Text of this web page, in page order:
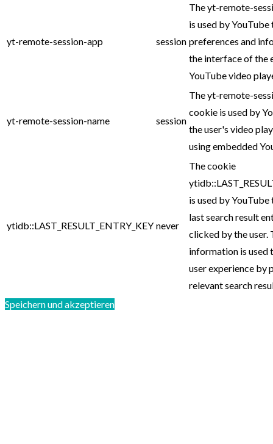
yt-remote-session-app session
The yt-remote-
is used by
preferences and
the interface of the
YouTube video
yt-remote-session-name session
The yt-remote-
cookie is used by
the user's video
using embedded
ytidb::LAST_RESULT_ENTRY_KEY never
The cookie
is used by
last search result
clicked by the user.
information is used
user experience by
relevant search
Speichern und akzeptieren